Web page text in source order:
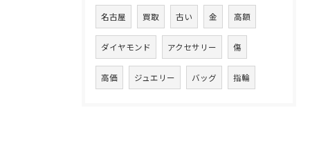
名古屋 買取 古い 金 高額
ダイヤモンド アクセサリー 傷
高価 ジュエリー バッグ 指輪